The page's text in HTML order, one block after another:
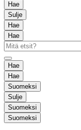
Hae
Sulje
Hae
Hae
Hae
Hae
Suomeksi
Sulje
Suomeksi
Suomeksi